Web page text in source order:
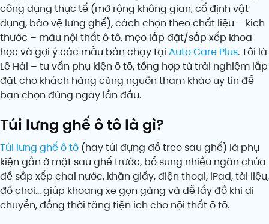
công dụng thực tế (mở rộng không gian, cố định vật
dụng, bảo vệ lưng ghế), cách chọn theo chất liệu – kích
thước – màu nội thất ô tô, mẹo lắp đặt/sắp xếp khoa
học và gợi ý các mẫu bán chạy tại Auto Care Plus. Tôi là
Lê Hải – tư vấn phụ kiện ô tô, tổng hợp từ trải nghiệm lắp
đặt cho khách hàng cùng nguồn tham khảo uy tín để
bạn chọn đúng ngay lần đầu.
Túi lưng ghế ô tô là gì?
Túi lưng ghế ô tô (hay túi đựng đồ treo sau ghế) là phụ
kiện gắn ở mặt sau ghế trước, bổ sung nhiều ngăn chứa
để sắp xếp chai nước, khăn giấy, điện thoại, iPad, tài liệu,
đồ chơi… giúp khoang xe gọn gàng và dễ lấy đồ khi di
chuyển, đồng thời tăng tiện ích cho nội thất ô tô.